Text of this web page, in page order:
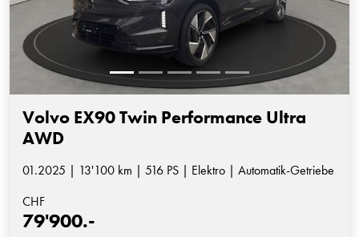
Volvo EX90 Twin Performance Ultra
AWD
01.2025 | 13'100 km | 516 PS | Elektro | Automatik-Getriebe
CHF
79'900.-